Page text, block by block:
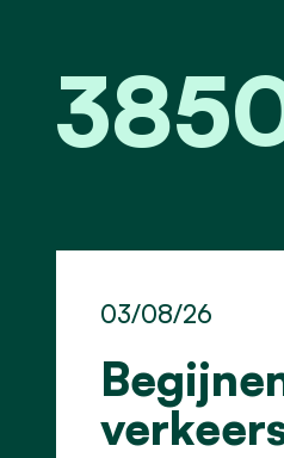
03/08/26